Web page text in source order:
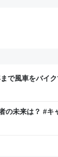
で風車をバイ
日記
の未来は？ #キ